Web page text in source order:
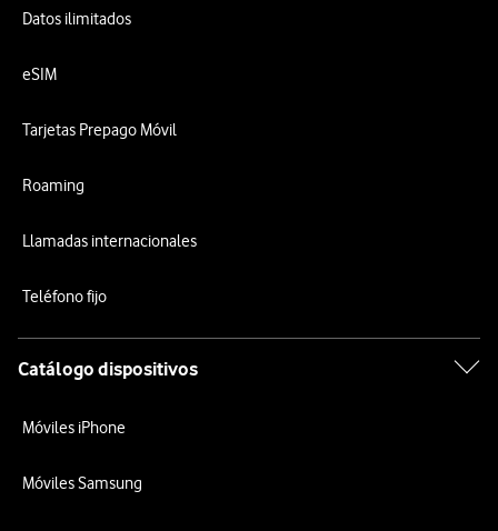
Datos ilimitados
eSIM
Tarjetas Prepago Móvil
Roaming
Llamadas internacionales
Teléfono fijo
Catálogo dispositivos
Móviles iPhone
Móviles Samsung